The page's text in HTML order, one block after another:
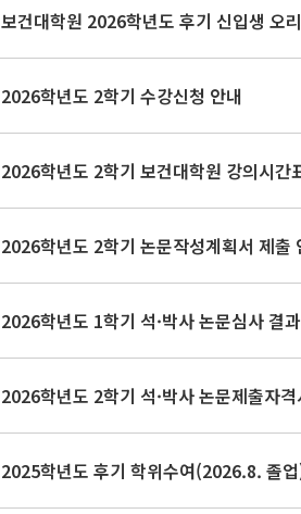
보건대학원 2026학년도 후기 신입생 오
2026학년도 2학기 수강신청 안내
2026학년도 1학기 석·박사 논문심사
2026학년도 2학기 석·박사 논문제출자
2025학년도 후기 학위수여(2026.8. 졸